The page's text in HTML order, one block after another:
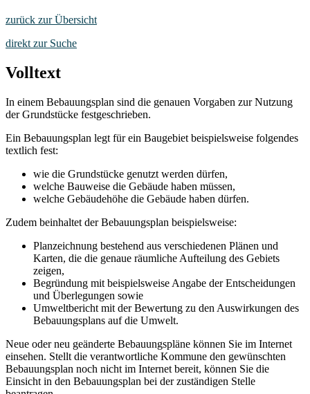
zurück zur Übersicht
direkt zur Suche
Volltext
In einem Bebauungsplan sind die genauen Vorgaben zur Nutzung
der Grundstücke festgeschrieben.
Ein Bebauungsplan legt für ein Baugebiet beispielsweise folgendes
textlich fest:
wie die Grundstücke genutzt werden dürfen,
welche Bauweise die Gebäude haben müssen,
welche Gebäudehöhe die Gebäude haben dürfen.
Zudem beinhaltet der Bebauungsplan beispielsweise:
Planzeichnung bestehend aus verschiedenen Plänen und
Karten, die die genaue räumliche Aufteilung des Gebiets
zeigen,
Begründung mit beispielsweise Angabe der Entscheidungen
und Überlegungen sowie
Umweltbericht mit der Bewertung zu den Auswirkungen des
Bebauungsplans auf die Umwelt.
Neue oder neu geänderte Bebauungspläne können Sie im Internet
einsehen. Stellt die verantwortliche Kommune den gewünschten
Bebauungsplan noch nicht im Internet bereit, können Sie die
Einsicht in den Bebauungsplan bei der zuständigen Stelle